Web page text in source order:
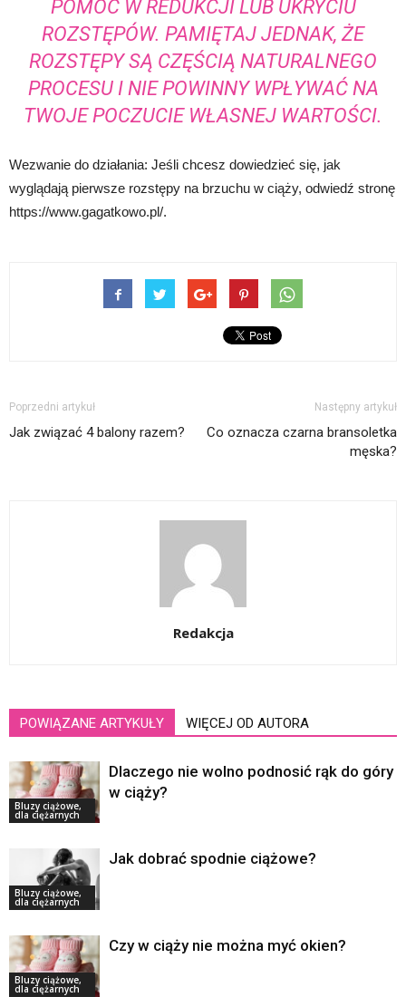
POMÓC W REDUKCJI LUB UKRYCIU
ROZSTĘPÓW. PAMIĘTAJ JEDNAK, ŻE
ROZSTĘPY SĄ CZĘŚCIĄ NATURALNEGO
PROCESU I NIE POWINNY WPŁYWAĆ NA
TWOJE POCZUCIE WŁASNEJ WARTOŚCI.
Wezwanie do działania: Jeśli chcesz dowiedzieć się, jak
wyglądają pierwsze rozstępy na brzuchu w ciąży, odwiedź stronę
https://www.gagatkowo.pl/.
Poprzedni artykuł
Jak związać 4 balony razem?
Następny artykuł
Co oznacza czarna bransoletka
męska?
Redakcja
POWIĄZANE ARTYKUŁY WIĘCEJ OD AUTORA
Bluzy ciążowe,
dla ciężarnych
Dlaczego nie wolno podnosić rąk do góry
w ciąży?
Bluzy ciążowe,
dla ciężarnych
Jak dobrać spodnie ciążowe?
Bluzy ciążowe,
dla ciężarnych
Czy w ciąży nie można myć okien?